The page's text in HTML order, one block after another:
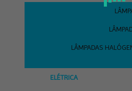
LÂMPADAS
ELÉTRICA